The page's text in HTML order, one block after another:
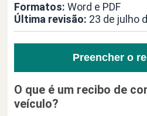
Formatos: Word e PDF
Última revisão: 23 de julho
Preencher o
O que é um recibo de
veículo?